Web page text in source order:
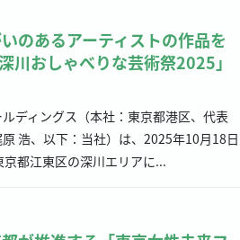
のあるアーティストの作品を
川おしゃべりな芸術祭2025」
ディングス（本社：東京都港区、代表
浩、以下：当社）は、2025年10月18日
京都江東区の深川エリアに...